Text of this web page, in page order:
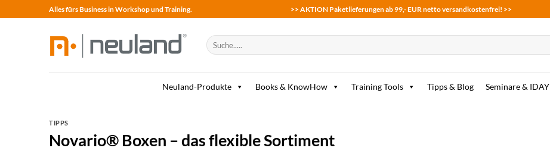
to
Alles fürs Business in Workshop und Training. >> AKTION Paketlieferungen ab 99,- EUR netto versandkostenfrei! >>
Suche
nach:
Neuland-Produkte Books & KnowHow Training Tools Tipps & Blog Seminare & IDAY
TIPPS
Novario® Boxen – das flexible Sortiment